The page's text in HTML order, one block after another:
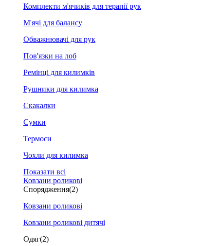
Комплекти м'ячиків для терапії рук
М'ячі для балансу
Обважнювачі для рук
Пов'язки на лоб
Ремінці для килимків
Рушники для килимка
Скакалки
Сумки
Термоси
Чохли для килимка
Показати всі
Ковзани роликові
Спорядження(2)
Ковзани роликові
Ковзани роликові дитячі
Одяг(2)